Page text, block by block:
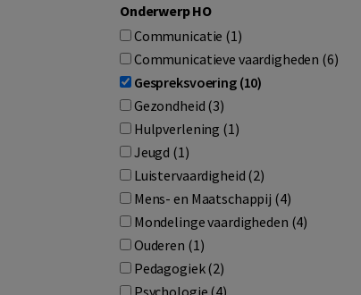
Onderwerp HO
Communicatie (1)
Communicatieve vaardigheden (6)
Gespreksvoering (10)
Gezondheid (3)
Hulpverlening (1)
Jeugd (1)
Luistervaardigheid (2)
Mens- en Maatschappij (4)
Mondelinge vaardigheden (4)
Ouderen (1)
Pedagogiek (2)
Psychologie (4)